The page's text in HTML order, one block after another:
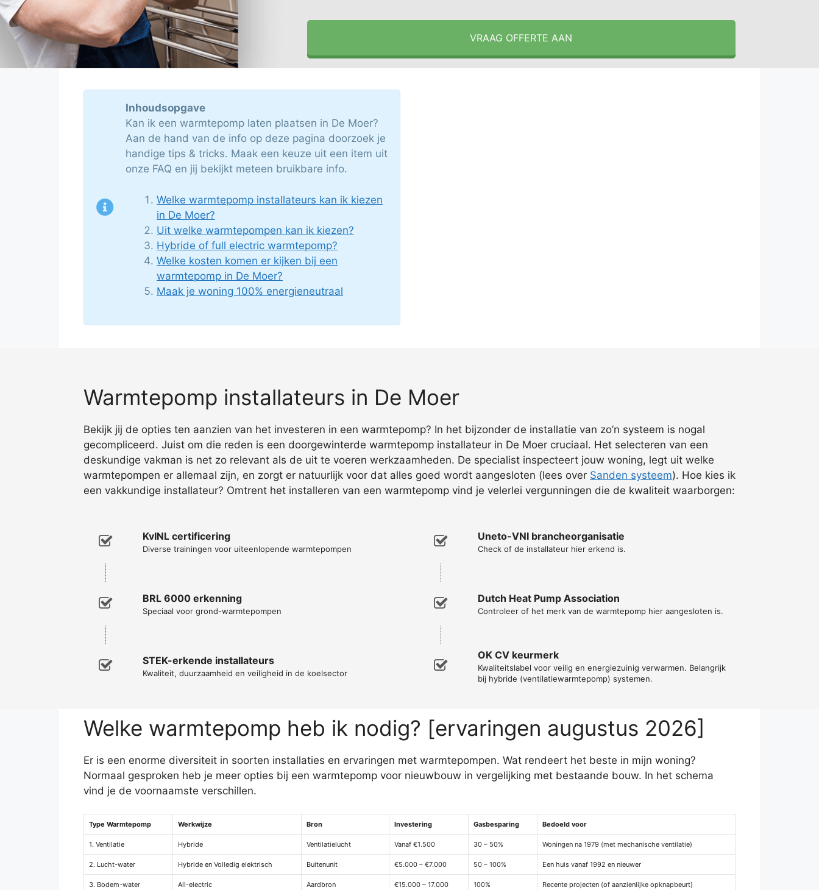
VRAAG OFFERTE AAN
Inhoudsopgave
Kan ik een warmtepomp laten plaatsen in De Moer?
Aan de hand van de info op deze pagina doorzoek je
handige tips & tricks. Maak een keuze uit een item uit
onze FAQ en jij bekijkt meteen bruikbare info.
Welke warmtepomp installateurs kan ik kiezen
in De Moer?
Uit welke warmtepompen kan ik kiezen?
Hybride of full electric warmtepomp?
Welke kosten komen er kijken bij een
warmtepomp in De Moer?
Maak je woning 100% energieneutraal
Warmtepomp installateurs in De Moer
Bekijk jij de opties ten aanzien van het investeren in een warmtepomp? In het bijzonder de installatie van zo’n systeem is nogal
gecompliceerd. Juist om die reden is een doorgewinterde warmtepomp installateur in De Moer cruciaal. Het selecteren van een
deskundige vakman is net zo relevant als de uit te voeren werkzaamheden. De specialist inspecteert jouw woning, legt uit welke
warmtepompen er allemaal zijn, en zorgt er natuurlijk voor dat alles goed wordt aangesloten (lees over Sanden systeem). Hoe kies ik
een vakkundige installateur? Omtrent het installeren van een warmtepomp vind je velerlei vergunningen die de kwaliteit waarborgen:
KvINL certificering
Diverse trainingen voor uiteenlopende warmtepompen
BRL 6000 erkenning
Speciaal voor grond-warmtepompen
STEK-erkende installateurs
Kwaliteit, duurzaamheid en veiligheid in de koelsector
Uneto-VNI brancheorganisatie
Check of de installateur hier erkend is.
Dutch Heat Pump Association
Controleer of het merk van de warmtepomp hier aangesloten is.
OK CV keurmerk
Kwaliteitslabel voor veilig en energiezuinig verwarmen. Belangrijk
bij hybride (ventilatiewarmtepomp) systemen.
Welke warmtepomp heb ik nodig? [ervaringen augustus 2026]
Er is een enorme diversiteit in soorten installaties en ervaringen met warmtepompen. Wat rendeert het beste in mijn woning?
Normaal gesproken heb je meer opties bij een warmtepomp voor nieuwbouw in vergelijking met bestaande bouw. In het schema
vind je de voornaamste verschillen.
Type Warmtepomp Werkwijze Bron Investering Gasbesparing Bedoeld voor
1. Ventilatie Hybride Ventilatielucht Vanaf €1.500 30 – 50% Woningen na 1979 (met mechanische ventilatie)
2. Lucht-water Hybride en Volledig elektrisch Buitenunit €5.000 – €7.000 50 – 100% Een huis vanaf 1992 en nieuwer
3. Bodem-water All-electric Aardbron €15.000 – 17.000 100% Recente projecten (of aanzienlijke opknapbeurt)